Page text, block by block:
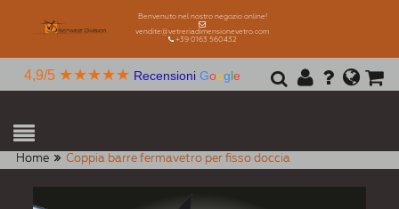
Benvenuto nel nostro negozio online!
vendite@vetreriadimensionevetro.com
+39 0163 560432
4,9/5 ★★★★★ Recensioni Google
Home Coppia barre fermavetro per fisso doccia